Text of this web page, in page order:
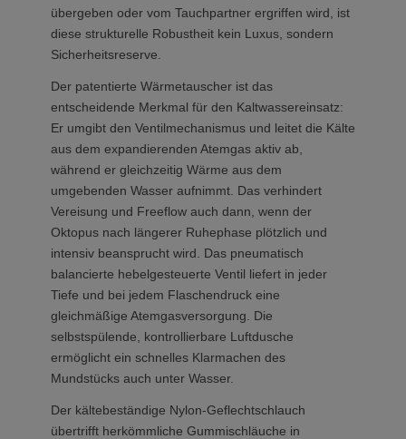
übergeben oder vom Tauchpartner ergriffen wird, ist
diese strukturelle Robustheit kein Luxus, sondern
Sicherheitsreserve.
Der patentierte Wärmetauscher ist das
entscheidende Merkmal für den Kaltwassereinsatz:
Er umgibt den Ventilmechanismus und leitet die Kälte
aus dem expandierenden Atemgas aktiv ab,
während er gleichzeitig Wärme aus dem
umgebenden Wasser aufnimmt. Das verhindert
Vereisung und Freeflow auch dann, wenn der
Oktopus nach längerer Ruhephase plötzlich und
intensiv beansprucht wird. Das pneumatisch
balancierte hebelgesteuerte Ventil liefert in jeder
Tiefe und bei jedem Flaschendruck eine
gleichmäßige Atemgasversorgung. Die
selbstspülende, kontrollierbare Luftdusche
ermöglicht ein schnelles Klarmachen des
Mundstücks auch unter Wasser.
Der kältebeständige Nylon-Geflechtschlauch
übertrifft herkömmliche Gummischläuche in